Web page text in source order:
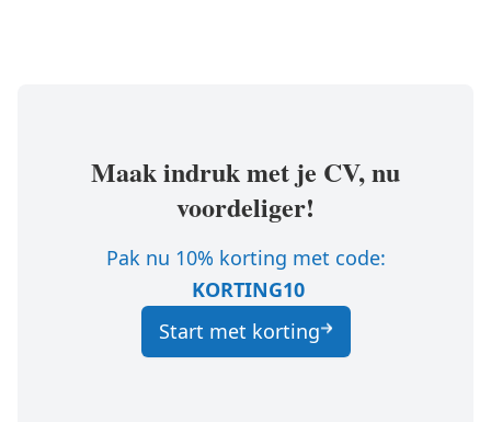
Maak indruk met je CV, nu
voordeliger!
Pak nu 10% korting met code:
KORTING10
Start met korting